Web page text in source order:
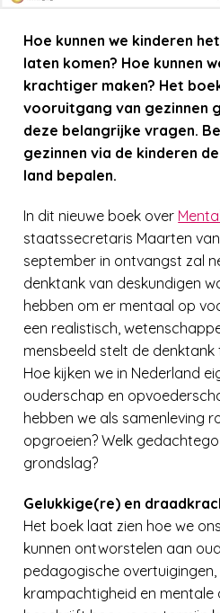
Hoe kunnen we kinderen
laten komen? Hoe kunnen
krachtiger maken? Het
vooruitgang van gezinnen
deze belangrijke vragen.
gezinnen via de kinderen
land bepalen.
In dit nieuwe boek over
staatssecretaris Maarten
september in ontvangst zal
denktank van deskundigen
hebben om er mentaal op
een realistisch,
mensbeeld stelt de
Hoe kijken we in Nederland
ouderschap en
hebben we als samenleving
opgroeien? Welk
grondslag?
Gelukkige(re) en
Het boek laat zien hoe we
kunnen ontworstelen aan
pedagogische
krampachtigheid en mentale